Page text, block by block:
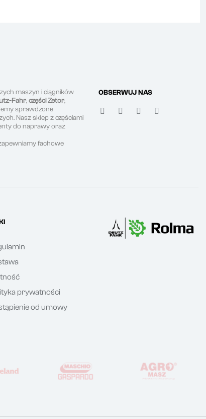
maszyn i ciągników
Fahr,części Zetor,
sprawdzone
Nasz sklep z częściami
do naprawy oraz
fachowe
OBSERWUJ NAS
prywatności
od umowy